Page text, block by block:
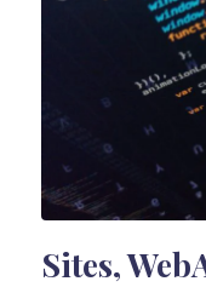
Sites,